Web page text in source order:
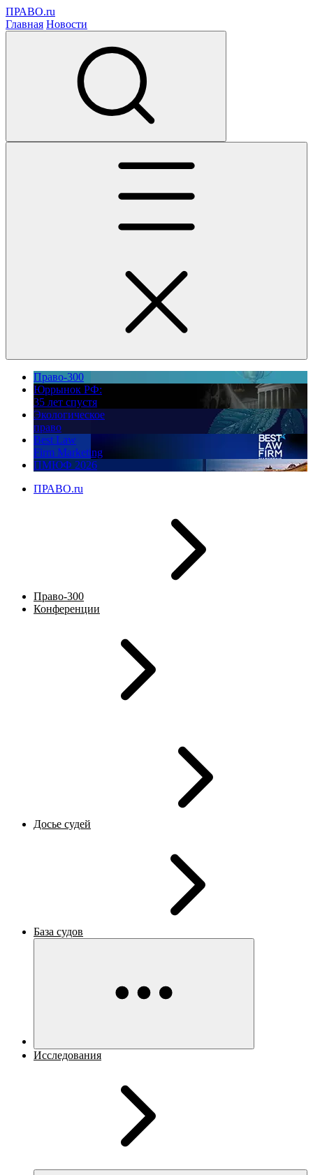
ПРАВО.ru
Главная Новости
Право-300
Юррынок РФ:
35 лет спустя
Экологическое
право
Best Law
Firm Marketing
ПМЮФ 2026
ПРАВО.ru
Право-300
Конференции
Досье судей
База судов
Исследования